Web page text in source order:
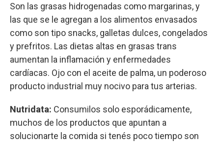
Son las grasas hidrogenadas como margarinas, y
las que se le agregan a los alimentos envasados
como son tipo snacks, galletas dulces, congelados
y prefritos. Las dietas altas en grasas trans
aumentan la inflamación y enfermedades
cardíacas. Ojo con el aceite de palma, un poderoso
producto industrial muy nocivo para tus arterias.
Nutridata: Consumilos solo esporádicamente,
muchos de los productos que apuntan a
solucionarte la comida si tenés poco tiempo son